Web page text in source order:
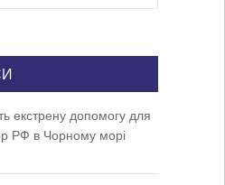
екстрену допомогу для
РФ в Чорному морі